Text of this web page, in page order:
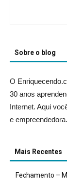
Sobre o blog
O
30 anos
Internet. Aqui
e empreendedora.
Mais Recentes
Fechamento –